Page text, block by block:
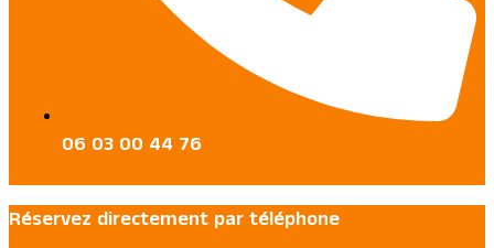
06 03 00 44 76
Réservez directement par téléphone